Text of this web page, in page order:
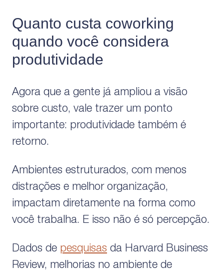
Quanto custa coworking
quando você considera
produtividade
Agora que a gente já ampliou a visão
sobre custo, vale trazer um ponto
importante: produtividade também é
retorno.
Ambientes estruturados, com menos
distrações e melhor organização,
impactam diretamente na forma como
você trabalha. E isso não é só percepção.
Dados de pesquisas da Harvard Business
Review, melhorias no ambiente de